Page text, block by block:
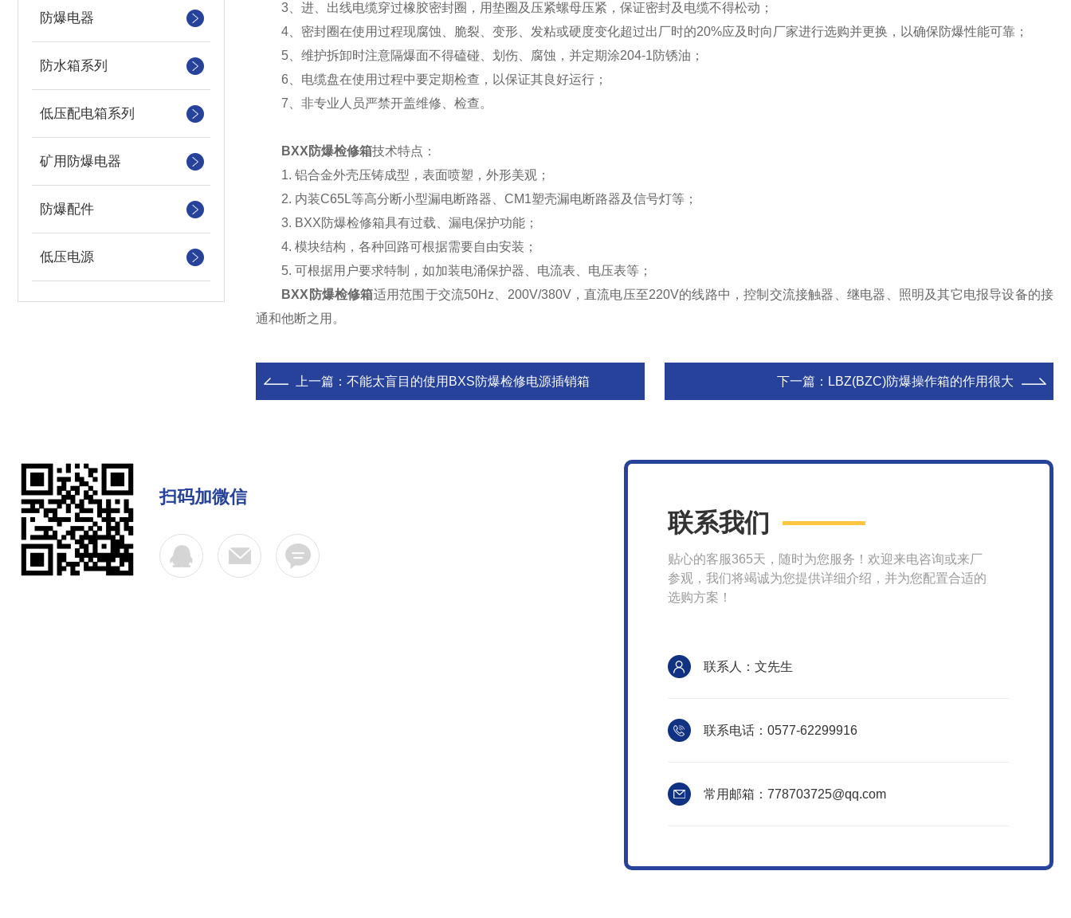
防爆电器
防水箱系列
低压配电箱系列
矿用防爆电器
防爆配件
低压电源
3、进、出线电缆穿过橡胶密封圈，用垫圈及压紧螺母压紧，保证密封及电缆不得松动；
4、密封圈在使用过程现腐蚀、脆裂、变形、发粘或硬度变化超过出厂时的20%应及时向厂家进行选购并更换，以确保防爆性能可靠；
5、维护拆卸时注意隔爆面不得磕碰、划伤、腐蚀，并定期涂204-1防锈油；
6、电缆盘在使用过程中要定期检查，以保证其良好运行；
7、非专业人员严禁开盖维修、检查。
BXX防爆检修箱技术特点：
1. 铝合金外壳压铸成型，表面喷塑，外形美观；
2. 内装C65L等高分断小型漏电断路器、CM1塑壳漏电断路器及信号灯等；
3. BXX防爆检修箱具有过载、漏电保护功能；
4. 模块结构，各种回路可根据需要自由安装；
5. 可根据用户要求特制，如加装电涌保护器、电流表、电压表等；
BXX防爆检修箱适用范围于交流50Hz、200V/380V，直流电压至220V的线路中，控制交流接触器、继电器、照明及其它电报导设备的接
通和他断之用。
上一篇： 不能太盲目的使用BXS防爆检修电源插销箱 下一篇： LBZ(BZC)防爆操作箱的作用很大
扫码加微信
联系我们
贴心的客服365天，随时为您服务！欢迎来电咨询或来厂
参观，我们将竭诚为您提供详细介绍，并为您配置合适的
选购方案！
联系人：文先生
联系电话：0577-62299916
常用邮箱：778703725@qq.com